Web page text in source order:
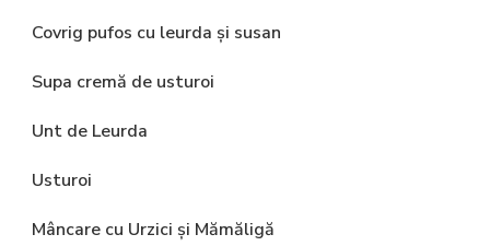
Covrig pufos cu leurda și susan
Supa cremă de usturoi
Unt de Leurda
Usturoi
Mâncare cu Urzici și Mămăligă